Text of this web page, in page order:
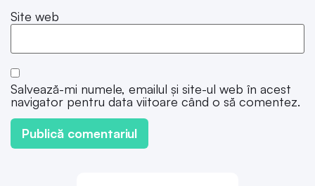
Site web
Salvează-mi numele, emailul și site-ul web în acest
navigator pentru data viitoare când o să comentez.